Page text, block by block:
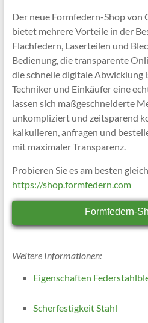
Der neue Formfedern-Shop von
bietet mehrere Vorteile in der
Flachfedern, Laserteilen und
Bedienung, die transparente
die schnelle digitale
Techniker und Einkäufer eine
lassen sich maßgeschneiderte
unkompliziert und zeitsparend
kalkulieren, anfragen und
mit maximaler Transparenz.
Probieren Sie es am besten
https://shop.formfedern.com
Formfedern-
Weitere Informationen:
Eigenschaften
Scherfestigkeit Stahl